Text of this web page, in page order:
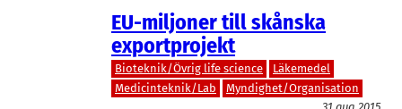
EU-miljoner till skånska
exportprojekt
Bioteknik/Övrig life science
Läkemedel
Medicinteknik/Lab
Myndighet/Organisation